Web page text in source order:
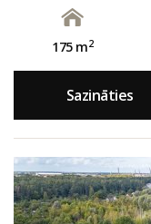
175 m2
Sazināties